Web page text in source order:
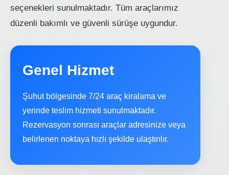
seçenekleri sunulmaktadır. Tüm araçlarımız
düzenli bakımlı ve güvenli sürüşe uygundur.
Genel Hizmet
Şuhut bölgesinde 7/24 araç kiralama ve
yerinde teslim hizmeti sunulmaktadır.
Rezervasyon sonrası araçlar adresinize veya
belirlenen noktaya hızlı şekilde ulaştırılır.